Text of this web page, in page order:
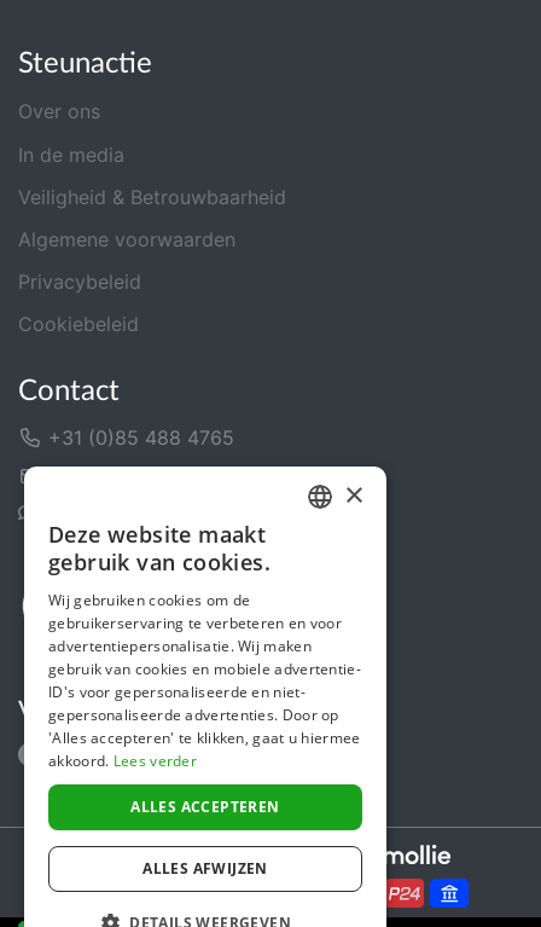
Steunactie
Over ons
In de media
Veiligheid & Betrouwbaarheid
Algemene voorwaarden
Privacybeleid
Cookiebeleid
Contact
+31 (0)85 488 4765
Volg ons
Secure payments powered by
ENGLISH
×
Deze website maakt
gebruik van cookies.
Wij gebruiken cookies om de
gebruikerservaring te verbeteren en voor
advertentiepersonalisatie. Wij maken
gebruik van cookies en mobiele advertentie-
ID's voor gepersonaliseerde en niet-
gepersonaliseerde advertenties. Door op
'Alles accepteren' te klikken, gaat u hiermee
akkoord. Lees verder
ALLES ACCEPTEREN
ALLES AFWIJZEN
DETAILS WEERGEVEN